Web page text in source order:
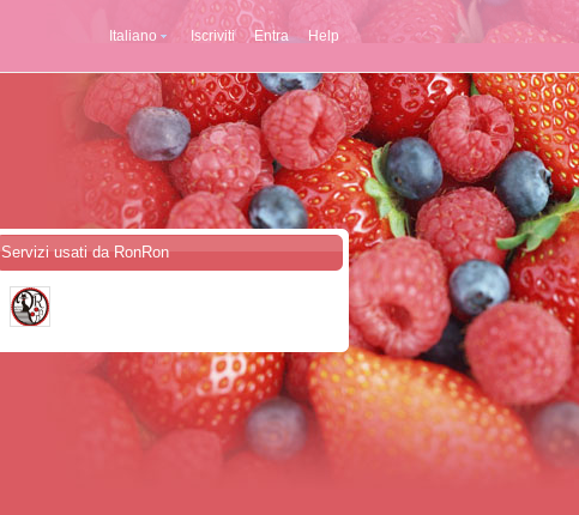
Italiano Iscriviti Entra Help
Servizi usati da RonRon